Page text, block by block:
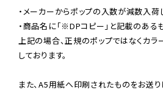
・メーカーからポップの入数が減数入荷
・商品名に「※DPコピー」と記載のある
上記の場合、正規のポップではなくカラ
しております。
また、A5用紙へ印刷されたものをお送り